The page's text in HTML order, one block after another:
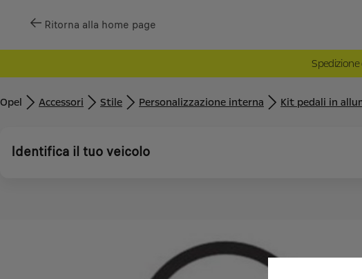
Ritorna alla home page
Opel Accessori Stile Personalizzazione interna Kit pedali in
Identifica il tuo veicolo